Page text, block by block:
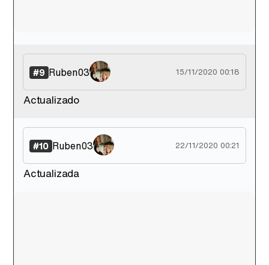
#9 Ruben03 15/11/2020 00:18
Actualizado
#10 Ruben03 22/11/2020 00:21
Actualizada